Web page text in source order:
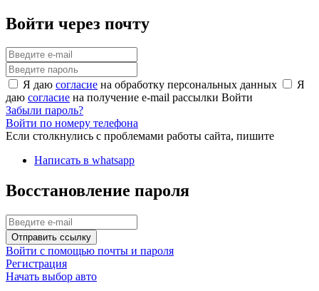
Войти через почту
Я даю согласие на обработку персональных данных
Я
даю согласие на получение e-mail рассылки Войти
Забыли пароль?
Войти по номеру телефона
Если столкнулись с проблемами работы сайта, пишите
Написать в whatsapp
Восстановление пароля
Отправить ссылку
Войти с помощью почты и пароля
Регистрация
Начать выбор авто